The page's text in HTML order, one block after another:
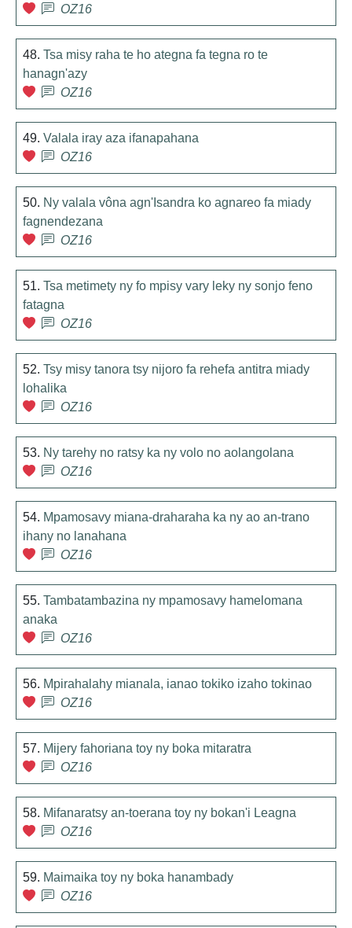
OZ16
48. Tsa misy raha te ho ategna fa tegna ro te
hanagn'azy
OZ16
49. Valala iray aza ifanapahana
OZ16
50. Ny valala vôna agn'Isandra ko agnareo fa miady
fagnendezana
OZ16
51. Tsa metimety ny fo mpisy vary leky ny sonjo feno
fatagna
OZ16
52. Tsy misy tanora tsy nijoro fa rehefa antitra miady
lohalika
OZ16
53. Ny tarehy no ratsy ka ny volo no aolangolana
OZ16
54. Mpamosavy miana-draharaha ka ny ao an-trano
ihany no lanahana
OZ16
55. Tambatambazina ny mpamosavy hamelomana
anaka
OZ16
56. Mpirahalahy mianala, ianao tokiko izaho tokinao
OZ16
57. Mijery fahoriana toy ny boka mitaratra
OZ16
58. Mifanaratsy an-toerana toy ny bokan'i Leagna
OZ16
59. Maimaika toy ny boka hanambady
OZ16